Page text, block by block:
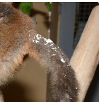
autorky publikace
13 let
u příležitosti
na královské město,